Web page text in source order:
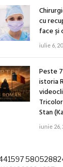
cu
face și
iulie 6,
Peste
istoria
Stan
iunie 26,